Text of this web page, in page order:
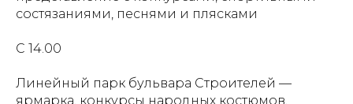
состязаниями, песнями и плясками
С 14.00
Линейный парк бульвара Строителей —
ярмарка, конкурсы народных костюмов,